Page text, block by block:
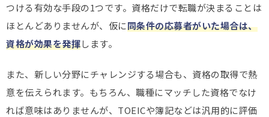
つける有効な手段の1つです。資格だけで転職が決まることは
ほとんどありませんが、仮に同条件の応募者がいた場合は、
資格が効果を発揮します。
また、新しい分野にチャレンジする場合も、資格の取得で熱
意を伝えられます。もちろん、職種にマッチした資格でなけ
れば意味はありませんが、TOEICや簿記などは汎用的に評価